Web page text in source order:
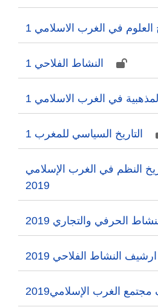
العلوم في الغرب الاسلامي 1
النشاط الفلاحي 1
في الغرب الاسلامي 1
التاريخ السياسي للمغرب 1
النظم في الغرب الإسلامي
2019
الحرفي والتجاري 2019
ارشيف النشاط الفلاحي 2019
الغرب الإسلامي2019